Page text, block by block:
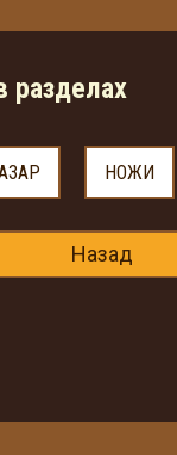
разделах
НОЖИ
Назад